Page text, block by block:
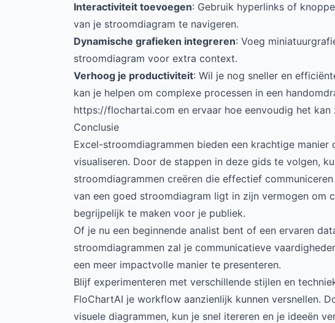
Interactiviteit toevoegen: Gebruik hyperlinks of
van je stroomdiagram te navigeren.
Dynamische grafieken integreren: Voeg
stroomdiagram voor extra context.
Verhoog je productiviteit: Wil je nog sneller en
kan je helpen om complexe processen in een
https://flochartai.com en ervaar hoe eenvoudig het kan
Conclusie
Excel-stroomdiagrammen bieden een krachtige
visualiseren. Door de stappen in deze gids te volgen,
stroomdiagrammen creëren die effectief
van een goed stroomdiagram ligt in zijn vermogen om
begrijpelijk te maken voor je publiek.
Of je nu een beginnende analist bent of een ervaren
stroomdiagrammen zal je communicatieve
een meer impactvolle manier te presenteren.
Blijf experimenteren met verschillende stijlen en
FloChartAI je workflow aanzienlijk kunnen versnellen.
visuele diagrammen, kun je snel itereren en je ideeën